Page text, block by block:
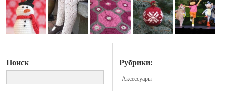
Поиск Рубрики:
Аксессуары